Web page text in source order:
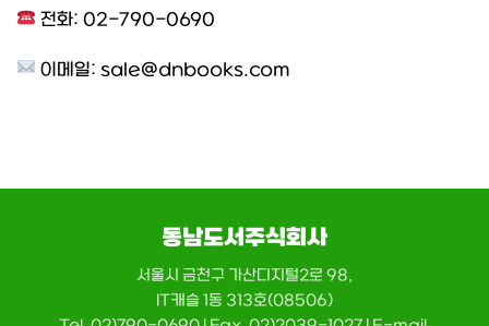
전화: 02-790-0690
이메일: sale@dnbooks.com
동남도서주식회사
서울시 금천구 가산디지털2로 98,
IT캐슬 1동 313호(08506)